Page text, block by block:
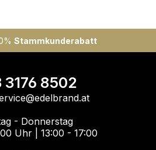
Stammkunderabatt
3176 8502
- Donnerstag
Uhr | 13:00 - 17:00